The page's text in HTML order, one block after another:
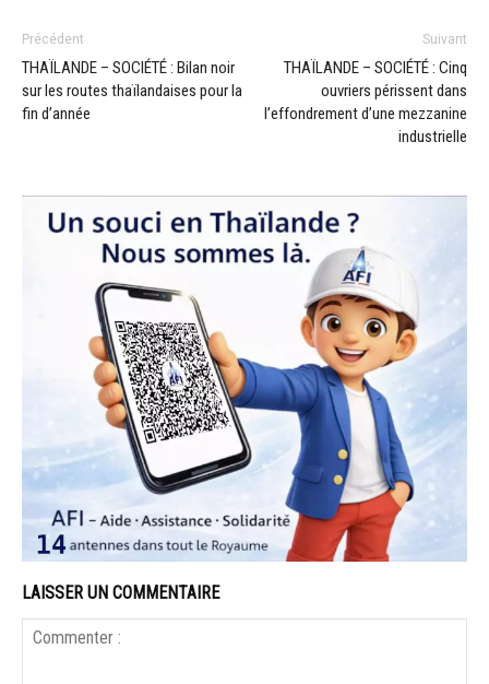
Précédent
THAÏLANDE – SOCIÉTÉ : Bilan noir
sur les routes thaïlandaises pour la
fin d’année
Suivant
THAÏLANDE – SOCIÉTÉ : Cinq
ouvriers périssent dans
l’effondrement d’une mezzanine
industrielle
LAISSER UN COMMENTAIRE